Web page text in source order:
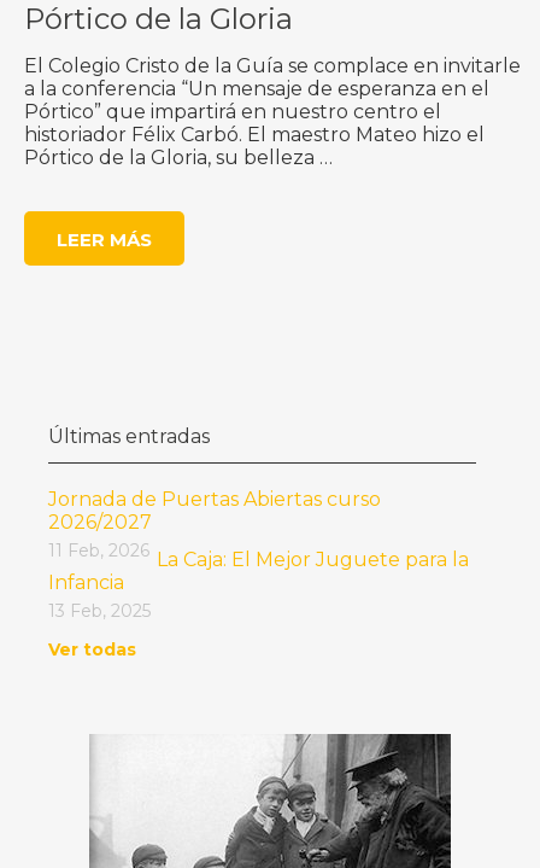
Pórtico de la Gloria
El Colegio Cristo de la Guía se complace en invitarle
a la conferencia “Un mensaje de esperanza en el
Pórtico” que impartirá en nuestro centro el
historiador Félix Carbó. El maestro Mateo hizo el
Pórtico de la Gloria, su belleza …
LEER MÁS
Últimas entradas
Jornada de Puertas Abiertas curso
2026/2027
11 Feb, 2026 La Caja: El Mejor Juguete para la
Infancia
13 Feb, 2025
Ver todas